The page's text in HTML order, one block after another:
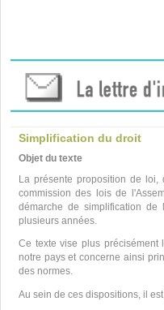
Simplification du droit
Objet du texte
La présente proposition de
commission des lois de
démarche de simplification de
plusieurs années.
Ce texte vise plus précisément
notre pays et concerne ainsi
des normes.
Au sein de ces dispositions, il